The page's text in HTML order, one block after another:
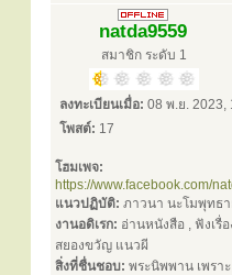
natda9559
สมาชิก ระดับ 1
ลงทะเบียนเมื่อ: 08 พ.ย. 2023,
โพสต์: 17
โฮมเพจ:
https://www.facebook.com/
แนวปฏิบัติ: ภาวนา นะโมพุทธา
งานอดิเรก: อ่านหนังสือ , ฟังเรื่
สยองขวัญ แนวผี
สิ่งที่ชื่นชอบ: พระนิพพาน เพรา